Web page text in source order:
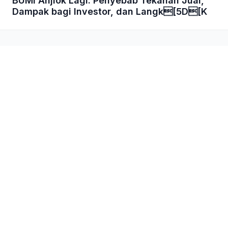
Dampak bagi Investor, dan Langk[5D[K